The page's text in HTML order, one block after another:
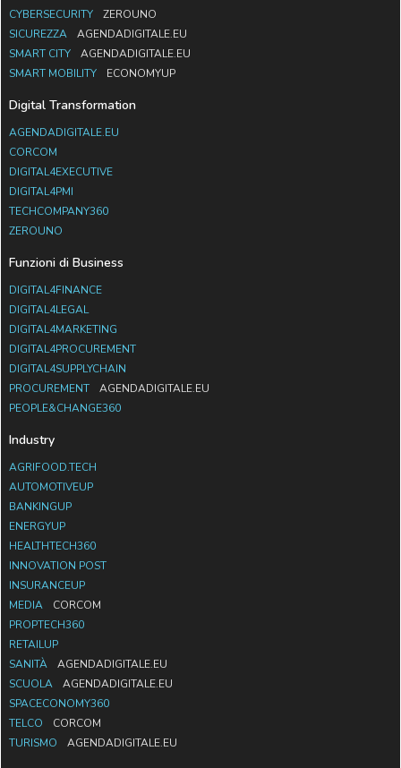
CYBERSECURITY
ZEROUNO
SICUREZZA
AGENDADIGITALE.EU
SMART CITY
AGENDADIGITALE.EU
SMART MOBILITY
ECONOMYUP
Digital Transformation
AGENDADIGITALE.EU
CORCOM
DIGITAL4EXECUTIVE
DIGITAL4PMI
TECHCOMPANY360
ZEROUNO
Funzioni di Business
DIGITAL4FINANCE
DIGITAL4LEGAL
DIGITAL4MARKETING
DIGITAL4PROCUREMENT
DIGITAL4SUPPLYCHAIN
PROCUREMENT
AGENDADIGITALE.EU
PEOPLE&CHANGE360
Industry
AGRIFOOD.TECH
AUTOMOTIVEUP
BANKINGUP
ENERGYUP
HEALTHTECH360
INNOVATION POST
INSURANCEUP
MEDIA
CORCOM
PROPTECH360
RETAILUP
SANITÀ
AGENDADIGITALE.EU
SCUOLA
AGENDADIGITALE.EU
SPACECONOMY360
TELCO
CORCOM
TURISMO
AGENDADIGITALE.EU